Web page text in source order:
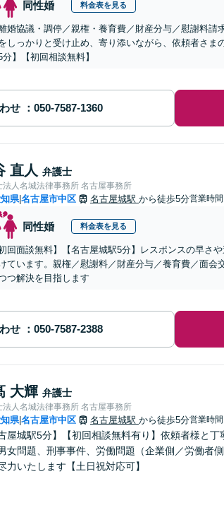
同性婚 料金表を見る
離婚協議・調停／親権・養育費／財産分与／慰謝料
しっかりと受け止め、寄り添いながら、依頼者さ
分】【初回相談無料】
せ
直人 弁護士
法人名城法律事務所 名古屋事務所
県|名古屋市中区 名古屋城駅 から徒歩5分営業時
同性婚 料金表を見る
初回面談無料】【名古屋城駅5分】レスポンスの早さ
ています。親権／慰謝料／財産分与／養育費／面
つ解決を目指します
せ
大輝 弁護士
法人名城法律事務所 名古屋事務所
県|名古屋市中区 名古屋城駅 から徒歩5分営業時
古屋城駅5分】【初回相談無料有り】依頼者様と
女問題、刑事事件、労働問題（企業側／労働者
力いたします【土日祝対応可】